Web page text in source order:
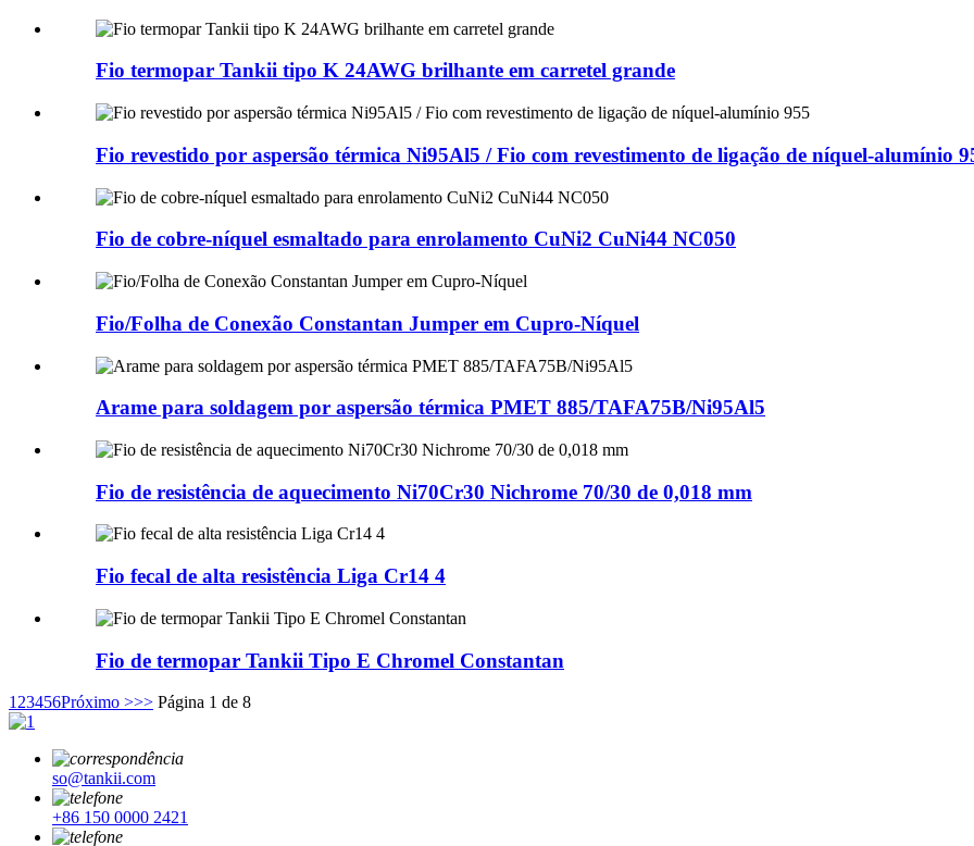
Fio termopar Tankii tipo K 24AWG brilhante em carretel grande
Fio revestido por aspersão térmica Ni95Al5 / Fio com revestimento de ligação de níquel-alumínio
Fio de cobre-níquel esmaltado para enrolamento CuNi2 CuNi44 NC050
Fio/Folha de Conexão Constantan Jumper em Cupro-Níquel
Arame para soldagem por aspersão térmica PMET 885/TAFA75B/Ni95Al5
Fio de resistência de aquecimento Ni70Cr30 Nichrome 70/30 de 0,018 mm
Fio fecal de alta resistência Liga Cr14 4
Fio de termopar Tankii Tipo E Chromel Constantan
1 23456Próximo >>> Página 1 de 8
so@tankii.com
+86 150 0000 2421